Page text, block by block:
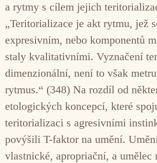
a rytmy s cílem jejich
„Teritorializace je akt rytmu, jež
expresivním, nebo komponentů
staly kvalitativními. Vyznačení
dimenzionální, není to však
rytmus.“ (348) Na rozdíl od
etologických koncepcí, které
teritorializaci s agresivními
povýšili T-faktor na umění.
vlastnické, apropriační, a umělec